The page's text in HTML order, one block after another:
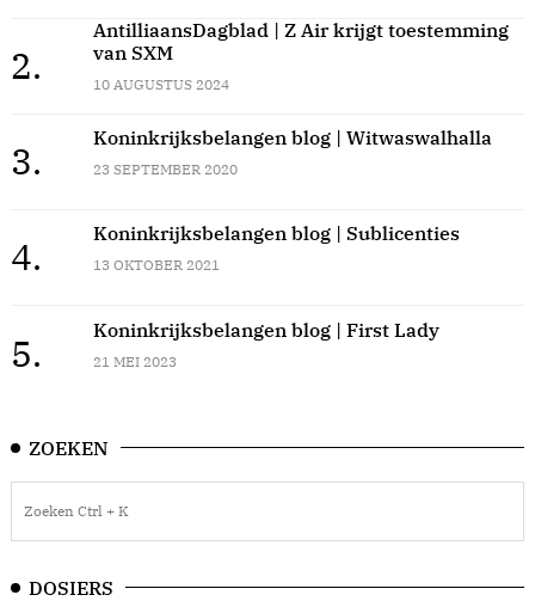
2.
AntilliaansDagblad | Z Air krijgt toestemming
van SXM
10 AUGUSTUS 2024
3.
Koninkrijksbelangen blog | Witwaswalhalla
23 SEPTEMBER 2020
4.
Koninkrijksbelangen blog | Sublicenties
13 OKTOBER 2021
5.
Koninkrijksbelangen blog | First Lady
21 MEI 2023
ZOEKEN
DOSIERS